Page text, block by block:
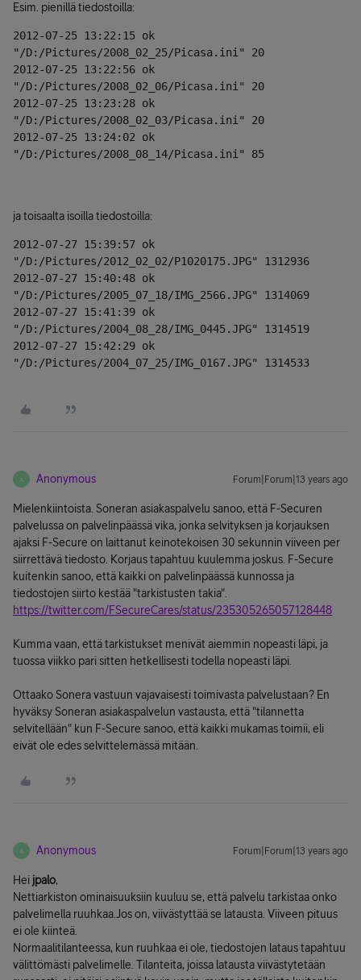
Esim. pienillä tiedostoilla:
2012-07-25 13:22:15 ok
"/D:/Pictures/2008_02_25/Picasa.ini" 20
2012-07-25 13:22:56 ok
"/D:/Pictures/2008_02_06/Picasa.ini" 20
2012-07-25 13:23:28 ok
"/D:/Pictures/2008_02_03/Picasa.ini" 20
2012-07-25 13:24:02 ok
"/D:/Pictures/2008_08_14/Picasa.ini" 85
ja toisaalta isoilla tiedostoilla:
2012-07-27 15:39:57 ok
"/D:/Pictures/2012_02_02/P1020175.JPG" 1312936
2012-07-27 15:40:48 ok
"/D:/Pictures/2005_07_18/IMG_2566.JPG" 1314069
2012-07-27 15:41:39 ok
"/D:/Pictures/2004_08_28/IMG_0445.JPG" 1314519
2012-07-27 15:42:29 ok
"/D:/Pictures/2004_07_25/IMG_0167.JPG" 1314533
A Anonymous Forum|Forum|13 years ago
Mielenkiintoista. Soneran asiakaspalvelu sanoo, että F-Securen
palvelussa on palvelinpäässä vika, jonka selvityksen ja korjauksen
ajaksi F-Secure on laittanut keinotekoisen 30 sekunnin viiveen per
siirrettävä tiedosto. Korjaus tapahtuu kuulemma joskus. F-Secure
kuitenkin sanoo, että kaikki on palvelinpäässä kunnossa ja
tiedostojen siirto kestää "tarkistusten takia".
https://twitter.com/FSecureCares/status/235305265057128448
Kumma vaan, että tarkistukset menivät aiemmin nopeasti läpi, ja
tuossa viikko pari sitten hetkellisesti todella nopeasti läpi.
Ottaako Sonera vastuun vajavaisesti toimivasta palvelustaan? En
hyväksy Soneran asiakaspalvelun vastausta, että "tilannetta
selvitellään" kun F-Secure sanoo, että kaikki mukamas toimii, eli
eivät ole edes selvittelemässä mitään.
A Anonymous Forum|Forum|13 years ago
Hei jpalo,
Nettiarkiston ominaisuuksiin kuuluu se, että palvelu tarkistaa onko
palvelimella ruuhkaa.Jos on, viivästyttää se latausta. Viiveen pituus
ei ole kiinteä.
Normaalitilanteessa, kun ruuhkaa ei ole, tiedostojen lataus tapahtuu
välittömästi palvelimelle. Tilanteita, joissa latausta viivästytetään